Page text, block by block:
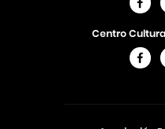
Centro